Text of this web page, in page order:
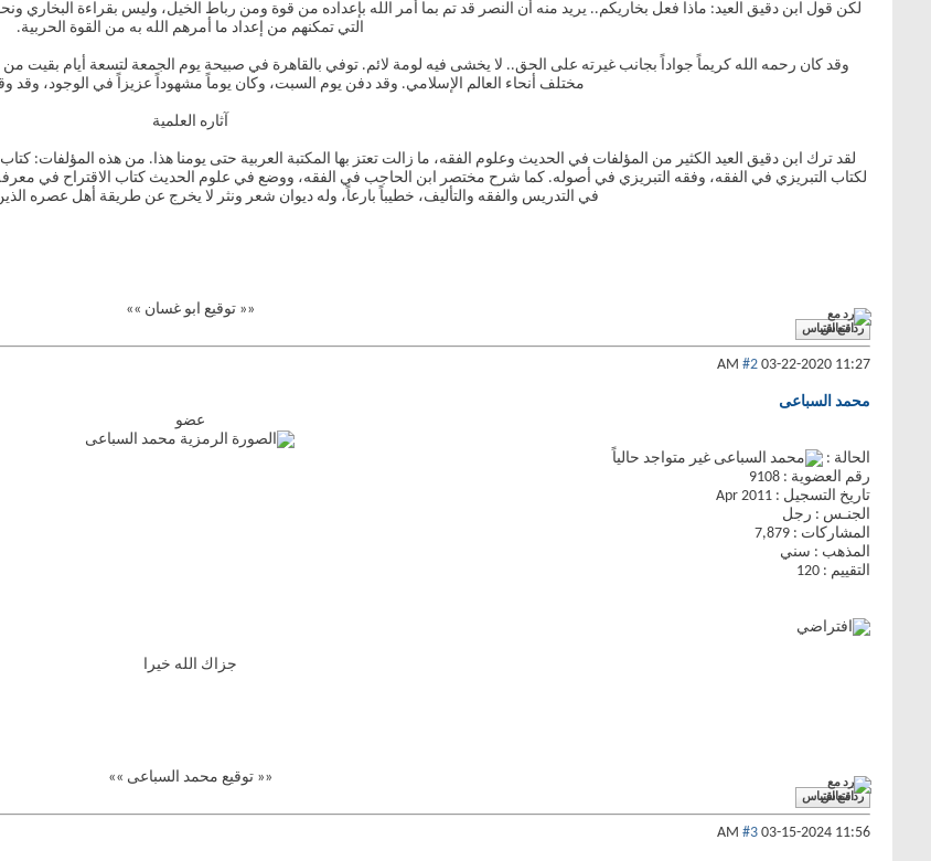
لكن قول ابن دقيق العيد: ماذا فعل بخاريكم.. يريد منه أن النصر قد تم بما أمر الله بإعداده من قوة ومن رباط الخيل، وليس بقراءة البخاري
التي تمكنهم من إعداد ما أمرهم الله به من القوة الحربية.
مختلف أنحاء العالم الإسلامي. وقد دفن يوم السبت، وكان يوماً مشهوداً عزيزاً في الوجود،
آثاره العلمية
لقد ترك ابن دقيق العيد الكثير من المؤلفات في الحديث وعلوم الفقه، ما زالت تعتز بها المكتبة العربية حتى يومنا هذا. من هذه المؤلفات:
لكتاب التبريزي في الفقه، وفقه التبريزي في أصوله. كما شرح مختصر ابن الحاجب في الفقه، ووضع في علوم الحديث كتاب الاقتراح في
في التدريس والفقه والتأليف، خطيباً بارعاً، وله ديوان شعر ونثر لا يخرج عن طريقة أهل عصره
«« توقيع ابو غسان »»
رد مع اقتباس
03-22-2020 11:27 AM
#2
محمد السباعى
عضو
الحالة :
رقم العضوية : 9108
تاريخ التسجيل : Apr 2011
الجنـس : رجل
المشاركات : 7,879
المذهب : سني
التقييم : 120
جزاك الله خيرا
«« توقيع محمد السباعى »»
رد مع اقتباس
03-15-2024 11:56 AM
#3